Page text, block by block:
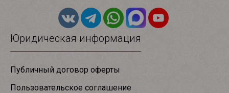
Юридическая информация
Публичный договор оферты
Пользовательское соглашение